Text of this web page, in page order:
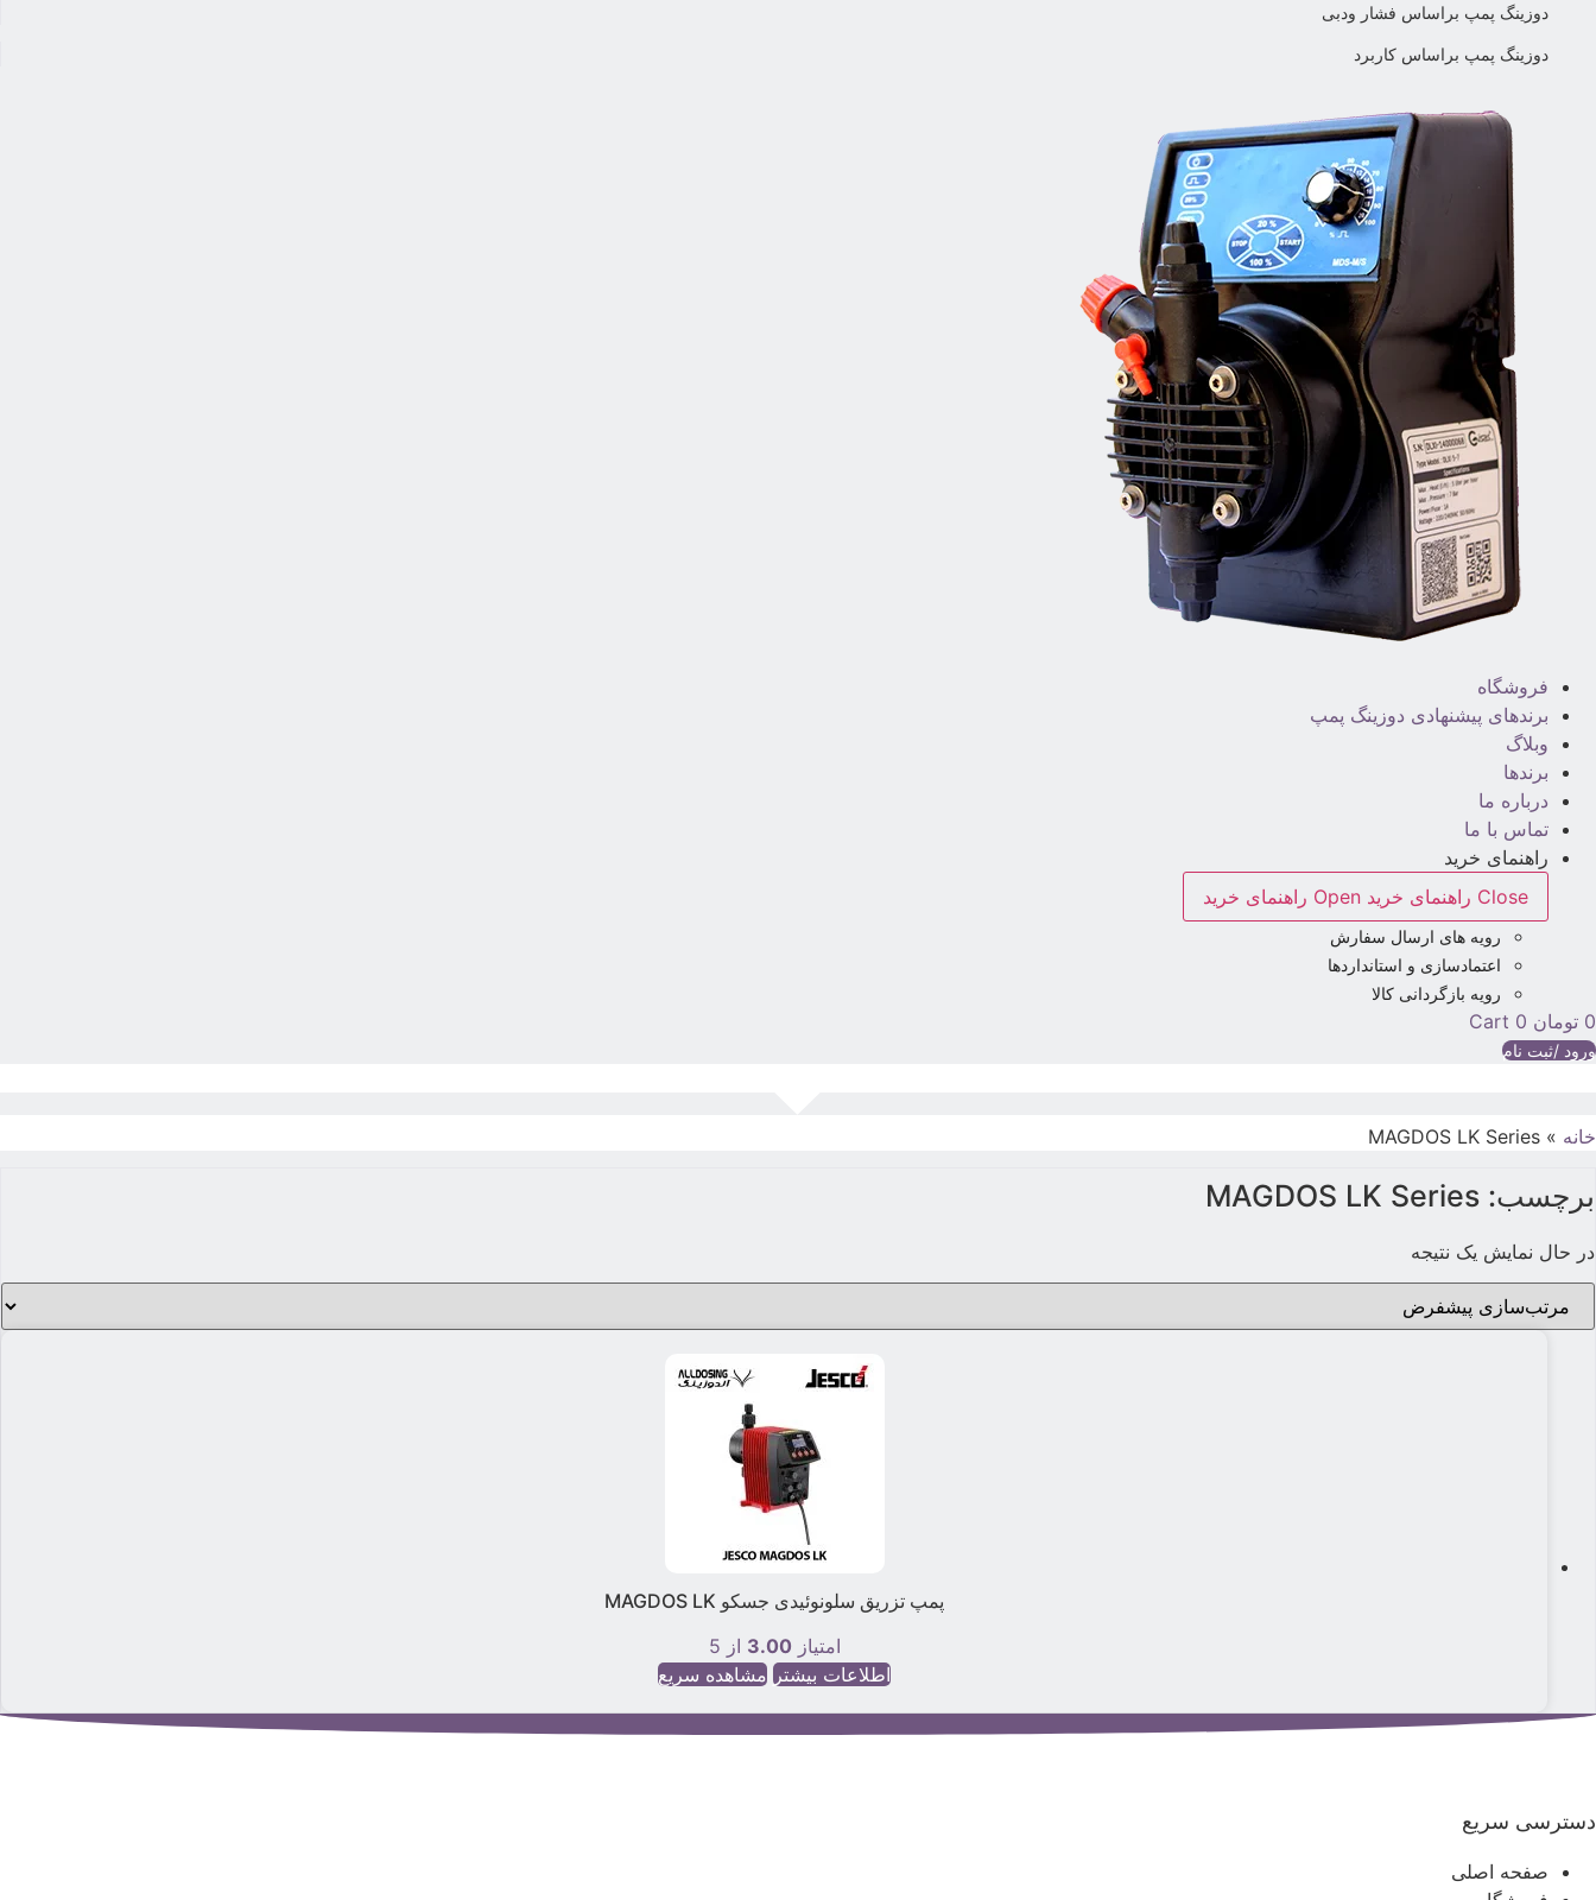
دوزینگ پمپ براساس فشار ودبی
دوزینگ پمپ براساس کاربرد
فروشگاه
برندهای پیشنهادی دوزینگ پمپ
وبلاگ
برندها
درباره ما
تماس با ما
راهنمای خرید
Close راهنمای خرید
Open راهنمای خرید
رویه های ارسال سفارش
اعتمادسازی و استانداردها
رویه بازگردانی کالا
0 تومان 0
Cart
ورود /ثبت نام
خانه »
MAGDOS LK Series
برچسب: MAGDOS LK Series
در حال نمایش یک نتیجه
پمپ تزریق سلونوئیدی جسکو MAGDOS LK
امتیاز 3.00 از 5
اطلاعات بیشتر مشاهده سریع
دسترسی سریع
صفحه اصلی